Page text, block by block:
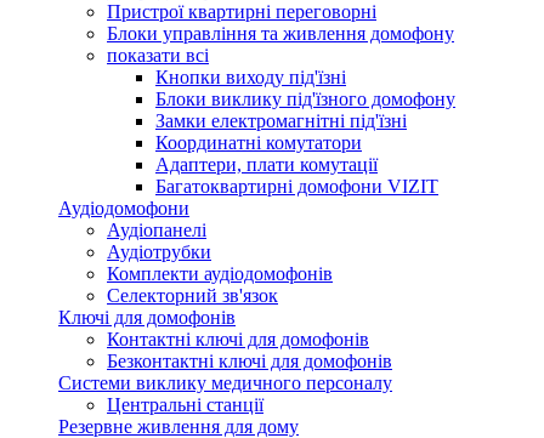
Пристрої квартирні переговорні
Блоки управління та живлення домофону
показати всі
Кнопки виходу під'їзні
Блоки виклику під'їзного домофону
Замки електромагнітні під'їзні
Координатні комутатори
Адаптери, плати комутації
Багатоквартирні домофони VIZIT
Аудіодомофони
Аудіопанелі
Аудіотрубки
Комплекти аудіодомофонів
Селекторний зв'язок
Ключі для домофонів
Контактні ключі для домофонів
Безконтактні ключі для домофонів
Системи виклику медичного персоналу
Центральні станції
Резервне живлення для дому